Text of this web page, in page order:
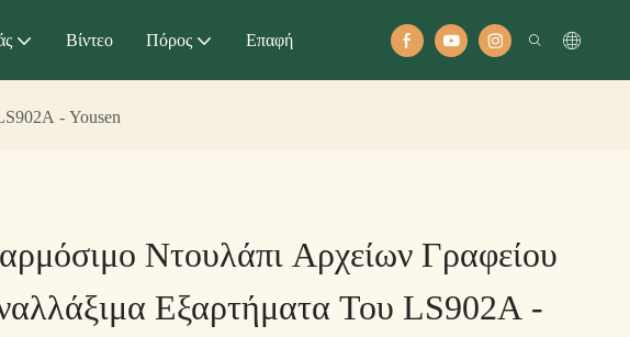
Βίντεο Πόρος Επαφή
- Yousen
Ντουλάπι Αρχείων Γραφείου
Εξαρτήματα Του LS902A -